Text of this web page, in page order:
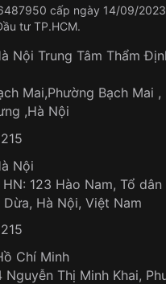
cấp ngày 14/09/
tư TP.HCM.
Nội Trung Tâm Thẩm
Mai,Phường Bạch Mai ,
,Hà Nội
Nội
HN: 123 Hào Nam, Tổ
Dừa, Hà Nội, Việt Nam
Chí Minh
Nguyễn Thị Minh Khai,